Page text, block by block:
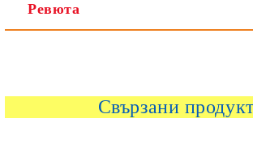
Ние ще се свържем с вас в рамките на работния
Ревюта
Свързани